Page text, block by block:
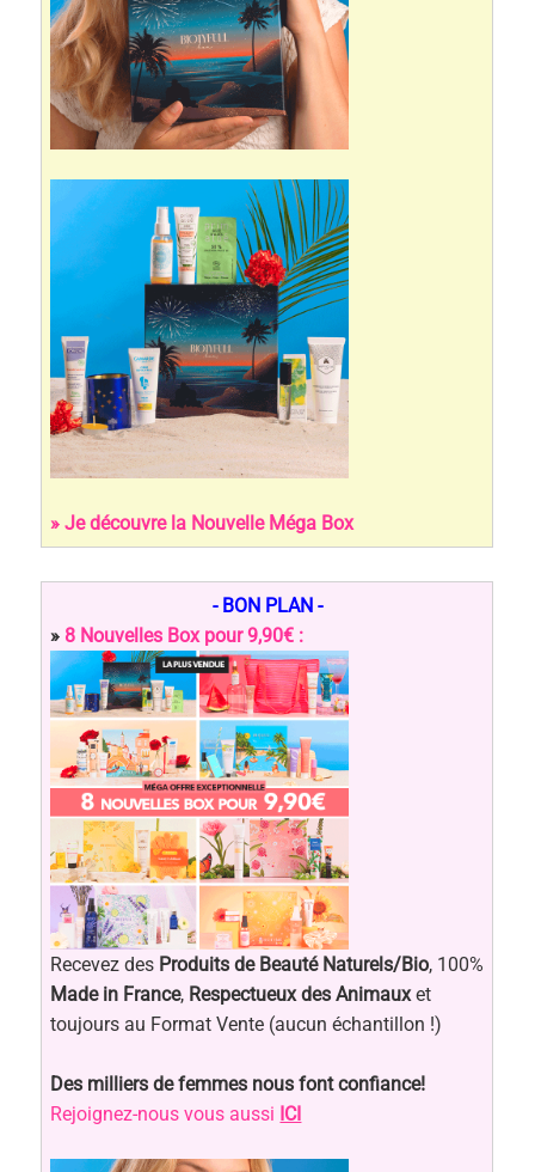
» Je découvre la Nouvelle Méga Box
- BON PLAN -
» 8 Nouvelles Box pour 9,90€ :
Recevez des Produits de Beauté Naturels/Bio, 100%
Made in France, Respectueux des Animauxet
toujours au Format Vente (aucun échantillon !)
Des milliers de femmes nous font confiance!
Rejoignez-nous vous aussi ICI